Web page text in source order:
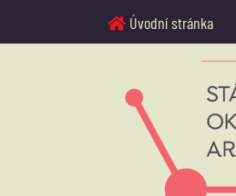
Úvodní stránka